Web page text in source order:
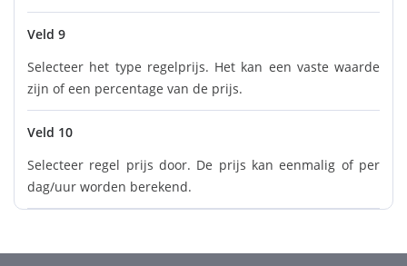
Veld 9
Selecteer het type regelprijs. Het kan een vaste waarde
zijn of een percentage van de prijs.
Veld 10
Selecteer regel prijs door. De prijs kan eenmalig of per
dag/uur worden berekend.